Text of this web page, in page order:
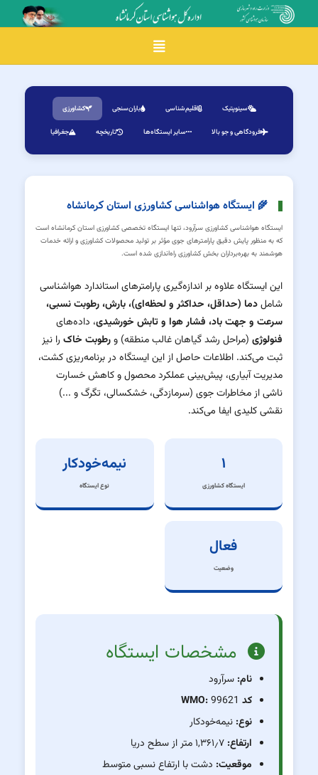
Toggle navigation
سینوپتیک اقلیم‌شناسی باران‌سنجی کشاورزی
فرودگاهی و جو بالا سایر ایستگاه‌ها تاریخچه جغرافیا
🌾 ایستگاه هواشناسی کشاورزی استان کرمانشاه
ایستگاه هواشناسی کشاورزی سرآرود، تنها ایستگاه تخصصی کشاورزی استان کرمانشاه است
که به منظور پایش دقیق پارامترهای جوی مؤثر بر تولید محصولات کشاورزی و ارائه خدمات
هوشمند به بهره‌برداران بخش کشاورزی راه‌اندازی شده است.
این ایستگاه علاوه بر اندازه‌گیری پارامترهای استاندارد هواشناسی
شاملدما (حداقل، حداکثر و لحظه‌ای)، بارش، رطوبت نسبی،
سرعت و جهت باد، فشار هوا و تابش خورشیدی، داده‌های
فنولوژی (مراحل رشد گیاهان غالب منطقه) ورطوبت خاک را نیز
ثبت می‌کند. اطلاعات حاصل از این ایستگاه در برنامه‌ریزی کشت،
مدیریت آبیاری، پیش‌بینی عملکرد محصول و کاهش خسارت
ناشی از مخاطرات جوی (سرمازدگی، خشکسالی، تگرگ و ...)
نقشی کلیدی ایفا می‌کند.
۱
ایستگاه کشاورزی
نیمه‌خودکار
نوع ایستگاه
فعال
وضعیت
مشخصات ایستگاه
نام: سرآرود
کد WMO: 99621
نوع: نیمه‌خودکار
ارتفاع:
موقعیت: دشت با ارتفاع نسبی متوسط